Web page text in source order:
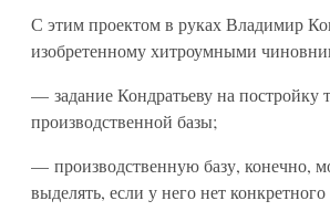
С этим проектом в руках Владимир
изобретенному хитроумными
— задание Кондратьеву на постройку
производственной базы;
— производственную базу, конечно,
выделять, если у него нет конкретного